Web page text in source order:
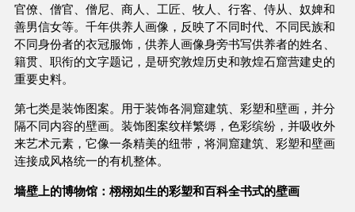
官僚、僧官、僧尼、商人、工匠、牧人、行客、侍从、奴婢和
善男信女等。千年供养人画像，反映了不同时代、不同民族和
不同身份者的衣冠服饰，供养人画像身旁书写供养者的姓名、
籍贯、职衔的文字题记，是研究敦煌历史和敦煌石窟营建史的
重要史料。
第七类是装饰图案。用于装饰各洞窟建筑、彩塑和壁画，并分
隔不同内容的壁画。装饰图案纹样繁缛，色彩缤纷，并吸收外
来艺术元素，它像一条精美的纽带，将洞窟建筑、彩塑和壁画
连接成风格统一的有机整体。
墙壁上的博物馆：栩栩如生的彩塑和百科全书式的壁画